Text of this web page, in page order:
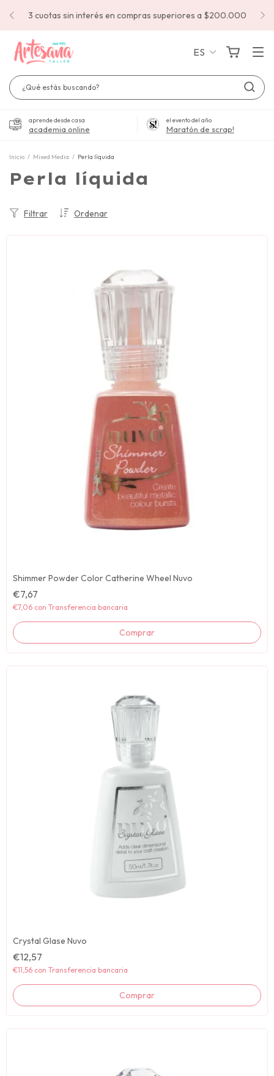
3 cuotas sin interés en compras superiores a $200.000
ES
aprende desde casa
academia online
el evento del año
Maratón de scrap!
Inicio / Mixed Media / Perla líquida
Perla líquida
Ordenar
Filtrar
Shimmer Powder Color Catherine Wheel Nuvo
€7,67
€7,06 con Transferencia bancaria
Crystal Glase Nuvo
€12,57
€11,56 con Transferencia bancaria